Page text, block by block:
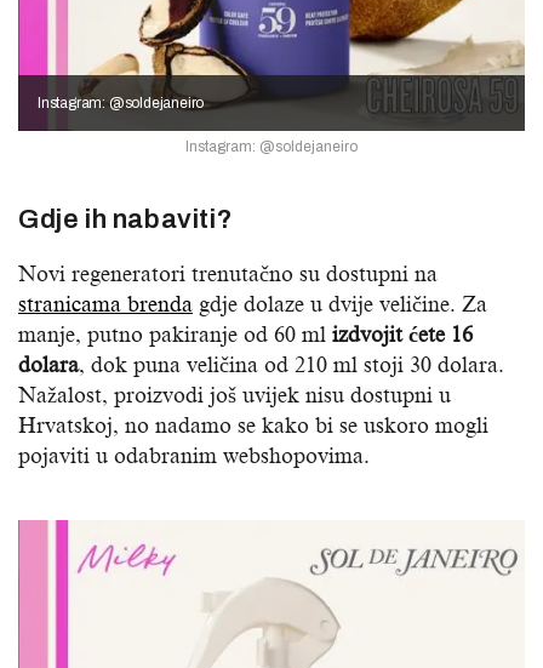
Instagram: @soldejaneiro
Instagram: @soldejaneiro
Gdje ih nabaviti?
Novi regeneratori trenutačno su dostupni na
stranicama brenda gdje dolaze u dvije veličine. Za
manje, putno pakiranje od 60 ml izdvojit ćete 16
dolara, dok puna veličina od 210 ml stoji 30 dolara.
Nažalost, proizvodi još uvijek nisu dostupni u
Hrvatskoj, no nadamo se kako bi se uskoro mogli
pojaviti u odabranim webshopovima.